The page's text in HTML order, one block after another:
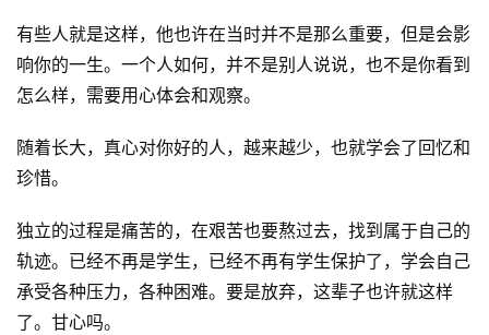
原
创
专
栏
有些人就是这样，他也许在当时并不是那么重要，但是会影
响你的一生。一个人如何，并不是别人说说，也不是你看到
怎么样，需要用心体会和观察。
随着长大，真心对你好的人，越来越少，也就学会了回忆和
珍惜。
独立的过程是痛苦的，在艰苦也要熬过去，找到属于自己的
轨迹。已经不再是学生，已经不再有学生保护了，学会自己
承受各种压力，各种困难。要是放弃，这辈子也许就这样
了。甘心吗。